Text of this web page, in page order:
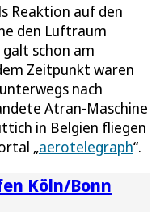
Reaktion auf den
den Luftraum
schon am
Zeitpunkt waren
nach
Atran-Maschine
in Belgien fliegen
„aerotelegraph“.
Köln/Bonn